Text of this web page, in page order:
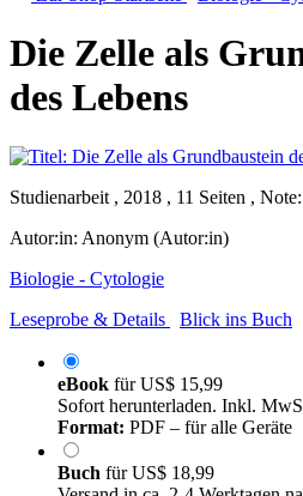
Die Zelle als
des Lebens
Studienarbeit , 2018 , 11 Seiten , Note:
Autor:in: Anonym (Autor:in)
Biologie - Cytologie
Leseprobe & Details
Blick ins Buch
eBook fürUS$ 15,99
Sofort herunterladen. Inkl.
Format: PDF – für alle Geräte
Buch fürUS$ 18,99